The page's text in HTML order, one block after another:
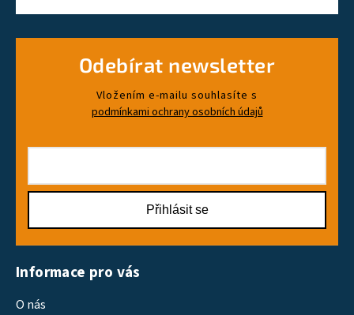
Odebírat newsletter
Vložením e-mailu souhlasíte s
podmínkami ochrany osobních údajů
Přihlásit se
Informace pro vás
O nás